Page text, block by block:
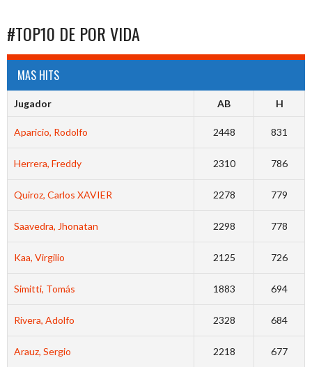
#TOP10 DE POR VIDA
MAS HITS
Jugador AB H
Aparicio, Rodolfo 2448 831
Herrera, Freddy 2310 786
Quiroz, Carlos XAVIER 2278 779
Saavedra, Jhonatan 2298 778
Kaa, Virgilio 2125 726
Simitti, Tomás 1883 694
Rivera, Adolfo 2328 684
Arauz, Sergio 2218 677